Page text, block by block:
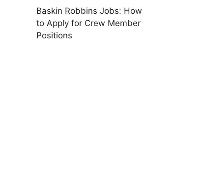
Baskin Robbins Jobs: How
to Apply for Crew Member
Positions